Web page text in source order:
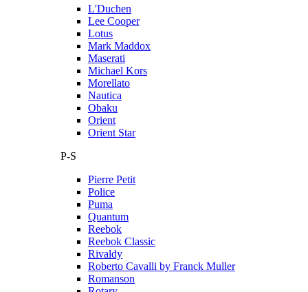
L'Duchen
Lee Cooper
Lotus
Mark Maddox
Maserati
Michael Kors
Morellato
Nautica
Obaku
Orient
Orient Star
P-S
Pierre Petit
Police
Puma
Quantum
Reebok
Reebok Classic
Rivaldy
Roberto Cavalli by Franck Muller
Romanson